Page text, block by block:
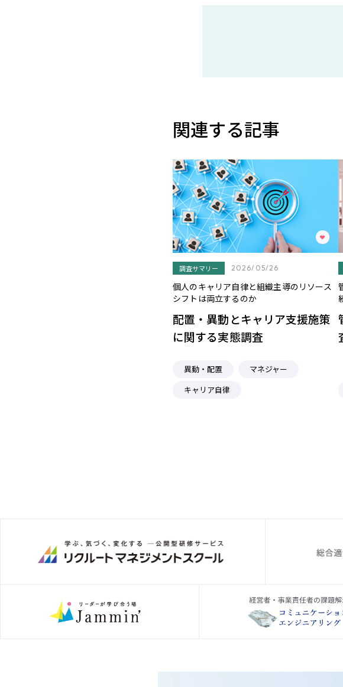
関連する記事
調査サマリー 2026/05/26
個人のキャリア自律と組織主導のリソース
シフトは両立するのか
配置・異動とキャリア支援施策
に関する実態調査
異動・配置
マネジャー
キャリア自律